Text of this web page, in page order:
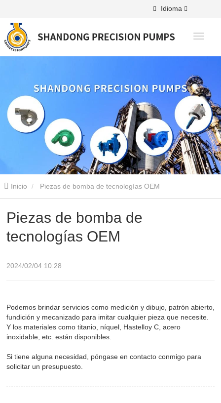
Idioma
Inicio Piezas de bomba de tecnologías OEM
Piezas de bomba de
tecnologías OEM
2024/02/04 10:28
Podemos brindar servicios como medición y dibujo, patrón abierto,
fundición y mecanizado para imitar cualquier pieza que necesite.
Y los materiales como titanio, níquel, Hastelloy C, acero
inoxidable, etc. están disponibles.
Si tiene alguna necesidad, póngase en contacto conmigo para
solicitar un presupuesto.